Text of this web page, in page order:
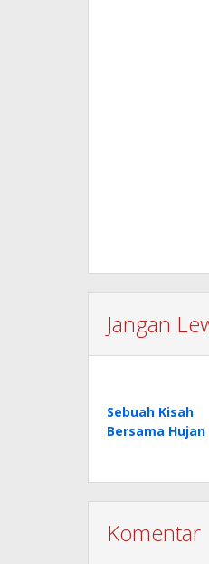
Jangan
Sebuah Kisah
Bersama Hujan
Komentar